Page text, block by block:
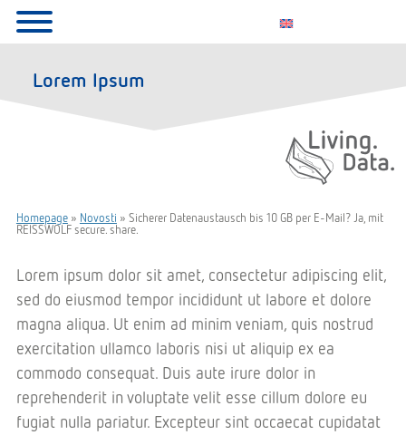
Lorem Ipsum
Homepage» Novosti » Sicherer Datenaustausch bis 10 GB per E-Mail? Ja, mit
REISSWOLF secure. share.
Lorem ipsum dolor sit amet, consectetur adipiscing elit,
sed do eiusmod tempor incididunt ut labore et dolore
magna aliqua. Ut enim ad minim veniam, quis nostrud
exercitation ullamco laboris nisi ut aliquip ex ea
commodo consequat. Duis aute irure dolor in
reprehenderit in voluptate velit esse cillum dolore eu
fugiat nulla pariatur. Excepteur sint occaecat cupidatat